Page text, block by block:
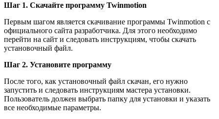
Шаг 1. Скачайте программу Twinmotion
Первым шагом является скачивание программы Twinmotion с
официального сайта разработчика. Для этого необходимо
перейти на сайт и следовать инструкциям, чтобы скачать
установочный файл.
Шаг 2. Установите программу
После того, как установочный файл скачан, его нужно
запустить и следовать инструкциям мастера установки.
Пользователь должен выбрать папку для установки и указать
все необходимые параметры.